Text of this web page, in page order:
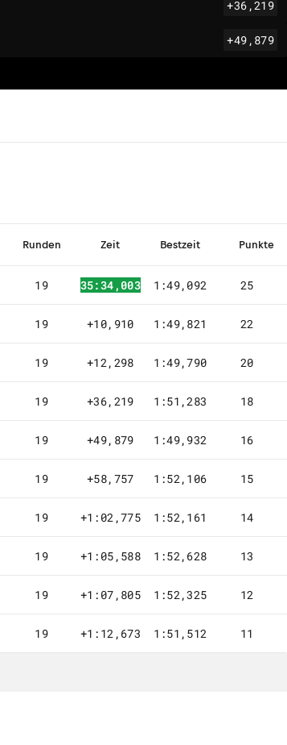
+36,219
+49,879
Runden Zeit Bestzeit Punkte
19 35:34,003 1:49,092 25
19 +10,910 1:49,821 22
19 +12,298 1:49,790 20
19 +36,219 1:51,283 18
19 +49,879 1:49,932 16
19 +58,757 1:52,106 15
19 +1:02,775 1:52,161 14
19 +1:05,588 1:52,628 13
19 +1:07,805 1:52,325 12
19 +1:12,673 1:51,512 11